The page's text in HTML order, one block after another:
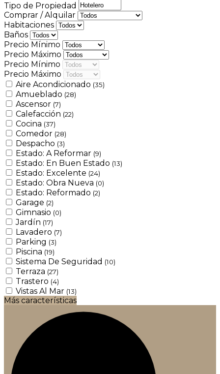
Tipo de Propiedad
Comprar / Alquilar
Habitaciones
Baños
Precio Mínimo
Precio Máximo
Precio Mínimo
Precio Máximo
Aire Acondicionado (35)
Amueblado (28)
Ascensor (7)
Calefacción (22)
Cocina (37)
Comedor (28)
Despacho (3)
Estado: A Reformar (9)
Estado: En Buen Estado (13)
Estado: Excelente (24)
Estado: Obra Nueva (0)
Estado: Reformado (2)
Garage (2)
Gimnasio (0)
Jardín (17)
Lavadero (7)
Parking (3)
Piscina (19)
Sistema De Seguridad (10)
Terraza (27)
Trastero (4)
Vistas Al Mar (13)
Más características